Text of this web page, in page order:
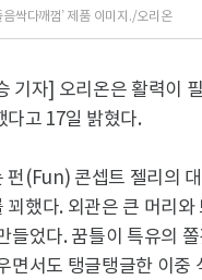
음싹다깨껌’ 제품 이미지./오리온
기자] 오리온은 활력이
다고 17일 밝혔다.
펀(Fun) 콘셉트 젤리의
꾀했다. 외관은 큰 머리
들었다. 꿈틀이 특유의
면서도 탱글탱글한 이중